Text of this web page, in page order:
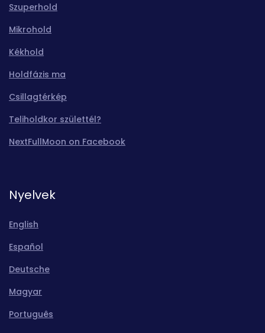
Szuperhold
Mikrohold
Kékhold
Holdfázis ma
Csillagtérkép
Teliholdkor születtél?
NextFullMoon on Facebook
Nyelvek
English
Español
Deutsche
Magyar
Português